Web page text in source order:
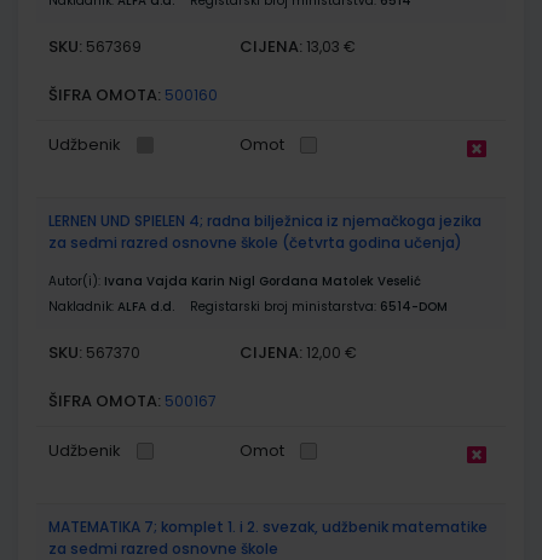
SKU: 567369 CIJENA: 13,03 €
ŠIFRA OMOTA: 500160
Udžbenik Omot
LERNEN UND SPIELEN 4; radna bilježnica iz njemačkoga jezika
za sedmi razred osnovne škole (četvrta godina učenja)
Autor(i): Ivana Vajda Karin Nigl Gordana Matolek Veselić
Nakladnik: ALFA d.d. Registarski broj ministarstva: 6514-DOM
SKU: 567370 CIJENA: 12,00 €
ŠIFRA OMOTA: 500167
Udžbenik Omot
MATEMATIKA 7; komplet 1. i 2. svezak, udžbenik matematike
za sedmi razred osnovne škole